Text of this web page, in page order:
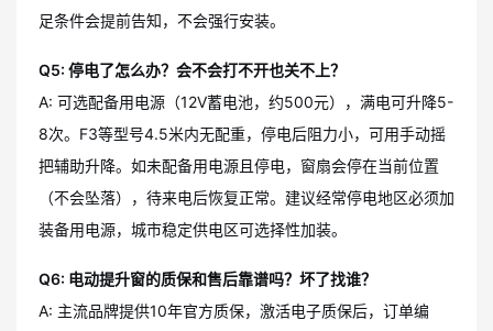
足条件会提前告知，不会强行安装。
Q5: 停电了怎么办？会不会打不开也关不上？
A: 可选配备用电源（12V蓄电池，约500元），满电可升降5-
8次。F3等型号4.5米内无配重，停电后阻力小，可用手动摇
把辅助升降。如未配备用电源且停电，窗扇会停在当前位置
（不会坠落），待来电后恢复正常。建议经常停电地区必须加
装备用电源，城市稳定供电区可选择性加装。
Q6: 电动提升窗的质保和售后靠谱吗？坏了找谁？
A: 主流品牌提供10年官方质保，激活电子质保后，订单编